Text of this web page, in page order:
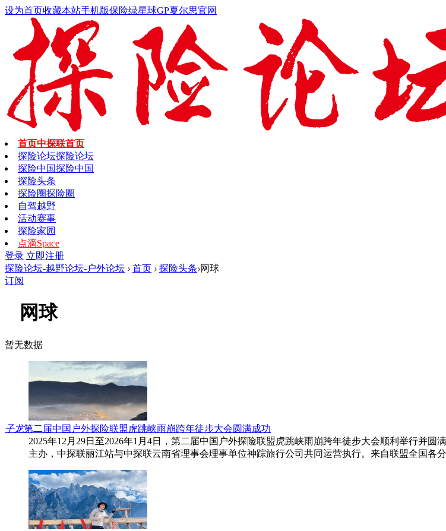
设为首页收藏本站手机版保险绿星球GP夏尔思官网
首页中探联首页
探险论坛探险论坛
探险中国探险中国
探险头条
探险圈探险圈
自驾越野
活动赛事
探险家园
点滴Space
登录 立即注册
探险论坛-越野论坛-户外论坛 › 首页 › 探险头条›网球
订阅
网球
暂无数据
子龙第二届中国户外探险联盟虎跳峡雨崩跨年徒步大会圆满成功
2025年12月29日至2026年1月4日，第二届中国户外探险联盟虎跳峡雨崩跨年徒步大会顺利举行并
主办，中探联丽江站与中探联云南省理事会理事单位神踪旅行公司共同运营执行。来自联盟全国各